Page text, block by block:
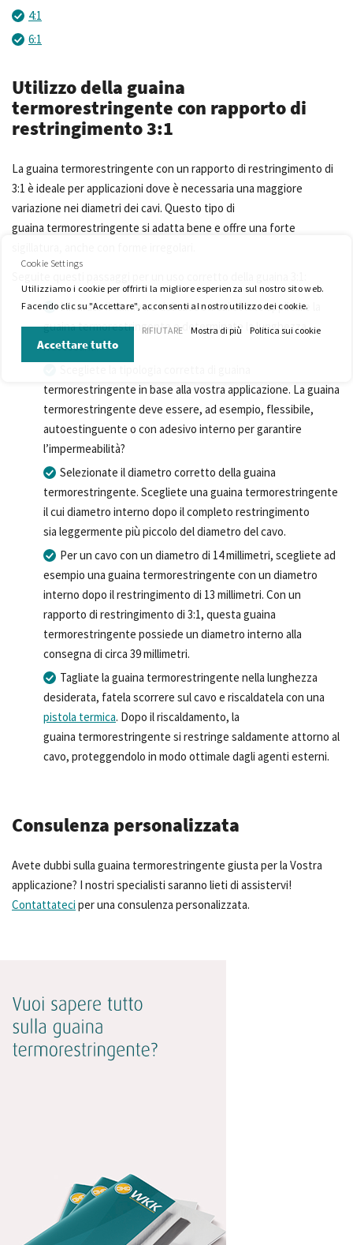
4:1
6:1
Utilizzo della guaina
termorestringente con rapporto di
restringimento 3:1
La guaina termorestringente con un rapporto di restringimento di
3:1 è ideale per applicazioni dove è necessaria una maggiore
variazione nei diametri dei cavi. Questo tipo di
guaina termorestringente si adatta bene e offre una forte
Misurate il diametro del cavo su cui volete applicare la
guaina termorestringente e determinate la lunghezza
necessaria.
termorestringente in base alla vostra applicazione. La guaina
termorestringente deve essere, ad esempio, flessibile,
autoestinguente o con adesivo interno per garantire
l’impermeabilità?
Selezionate il diametro corretto della guaina
termorestringente. Scegliete una guaina termorestringente
il cui diametro interno dopo il completo restringimento
sia leggermente più piccolo del diametro del cavo.
Per un cavo con un diametro di 14 millimetri, scegliete ad
esempio una guaina termorestringente con un diametro
interno dopo il restringimento di 13 millimetri. Con un
rapporto di restringimento di 3:1, questa guaina
termorestringente possiede un diametro interno alla
consegna di circa 39 millimetri.
Tagliate la guaina termorestringente nella lunghezza
desiderata, fatela scorrere sul cavo e riscaldatela con una
pistola termica. Dopo il riscaldamento, la
guaina termorestringente si restringe saldamente attorno al
cavo, proteggendolo in modo ottimale dagli agenti esterni.
Consulenza personalizzata
Avete dubbi sulla guaina termorestringente giusta per la Vostra
applicazione? I nostri specialisti saranno lieti di assistervi!
Contattateci per una consulenza personalizzata.
Cookie Settings
Utilizziamo i cookie per offrirti la migliore esperienza sul nostro sito web.
Facendo clic su "Accettare", acconsenti al nostro utilizzo dei cookie.
Accettare tutto
RIFIUTARE Mostra di più Politica sui cookie